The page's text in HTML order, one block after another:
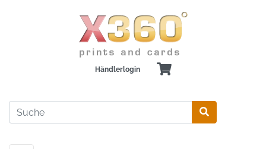
Händlerlogin